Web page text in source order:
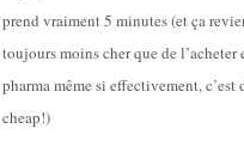
prend vraiment 5 minutes (et ça
toujours moins cher que de l’acheter
pharma même si effectivement, c’est
cheap!)